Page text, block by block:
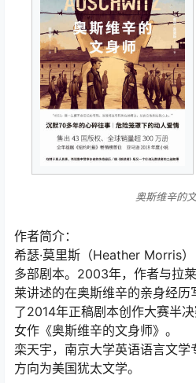
奥斯维辛的
作者简介：
希瑟·莫里斯（Heather Morris
多部剧本。2003年，作者与拉
莱讲述的在奥斯维辛的亲身经历
了2014年正稿剧本创作大赛半
女作《奥斯维辛的文身师》。
栾天宇，南京大学英语语言文
方向为美国犹太文学。